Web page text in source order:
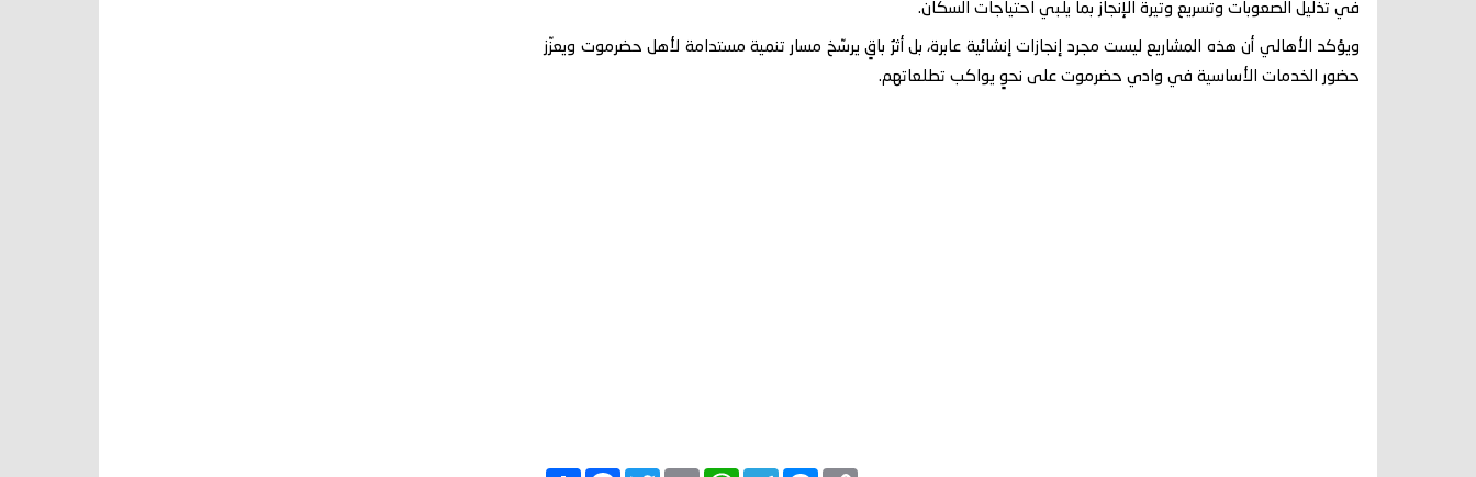
في تذليل الصعوبات وتسريع وتيرة الإنجاز بما يلبي احتياجات السكان.
ويؤكد الأهالي أن هذه المشاريع ليست مجرد إنجازات إنشائية عابرة، بل أثرٌ باقٍ يرسّخ مسار تنمية مستدامة لأهل حضرموت ويعزّز
حضور الخدمات الأساسية في وادي حضرموت على نحوٍ يواكب تطلعاتهم.